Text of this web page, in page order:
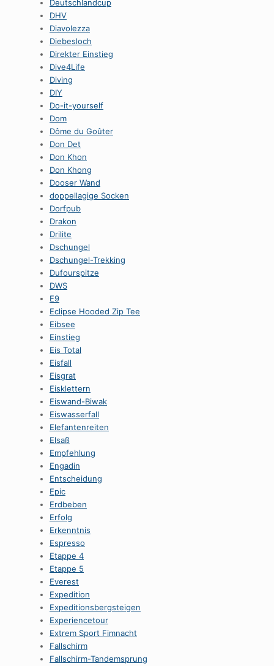
Deutschlandcup
DHV
Diavolezza
Diebesloch
Direkter Einstieg
Dive4Life
Diving
DIY
Do-it-yourself
Dom
Dôme du Goûter
Don Det
Don Khon
Don Khong
Dooser Wand
doppellagige Socken
Dorfpub
Drakon
Drilite
Dschungel
Dschungel-Trekking
Dufourspitze
DWS
E9
Eclipse Hooded Zip Tee
Eibsee
Einstieg
Eis Total
Eisfall
Eisgrat
Eisklettern
Eiswand-Biwak
Eiswasserfall
Elefantenreiten
Elsaß
Empfehlung
Engadin
Entscheidung
Epic
Erdbeben
Erfolg
Erkenntnis
Espresso
Etappe 4
Etappe 5
Everest
Expedition
Expeditionsbergsteigen
Experiencetour
Extrem Sport Fimnacht
Fallschirm
Fallschirm-Tandemsprung